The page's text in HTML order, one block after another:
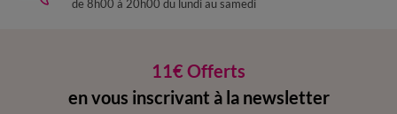
de 8h00 à 20h00 du lundi au samedi
11€ Offerts
en vous inscrivant à la newsletter